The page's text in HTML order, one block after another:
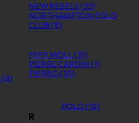
NEW REBELS (33)
NORTHAMPTON POLO
CLUB (8)
(9)
PEPE MOLL(31)
PIERRE CARDIN (1)
PIERRO (30)
POLO (16)
R